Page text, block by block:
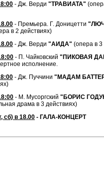
- Дж. Верди "ТРАВИАТА"
- Премьера. Г. Доницетти
в 2 действиях)
- Дж. Верди "АИДА" (опера в 3
- П. Чайковский "ПИКОВАЯ
исполнение.
- Дж. Пуччини "МАДАМ
- М. Мусоргский "БОРИС
драма в 3 действиях)
сб) в 18.00 - ГАЛА-КОНЦЕРТ